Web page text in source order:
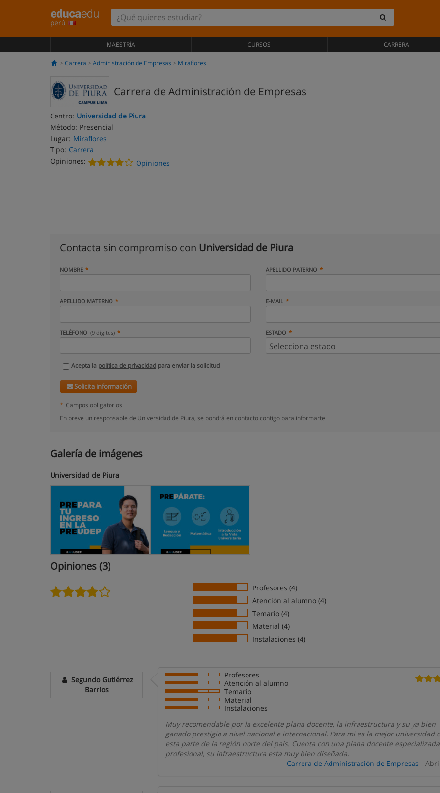
perú
MAESTRÍA CURSOS CARRERA
Carrera Administración de Empresas Miraflores
Carrera de Administración de Empresas
Centro: Universidad de Piura
Método: Presencial
Lugar: Miraflores
Tipo: Carrera
Opiniones:
Opiniones
Contacta sin compromiso con Universidad de Piura
NOMBRE APELLIDO PATERNO
APELLIDO MATERNO E-MAIL
TELÉFONO (9 dígitos) ESTADO
Acepta la política de privacidad para enviar la solicitud
Solicita información
* Campos obligatorios
En breve un responsable de Universidad de Piura, se pondrá en contacto contigo para informarte
Galería de imágenes
Universidad de Piura
Opiniones (3)
Profesores (4)
Atención al alumno (4)
Temario (4)
Material (4)
Instalaciones (4)
Segundo Gutiérrez
Barrios
Profesores
Atención al alumno
Temario
Material
Instalaciones
Muy recomendable por la excelente plana docente, la infraestructura y su ya bien
ganado prestigio a nivel nacional e internacional. Para mi es la mejor universidad
esta parte de la región norte del país. Cuenta con una plana docente
profesional, su infraestructura esta muy bien diseñada.
Carrera de Administración de Empresas -